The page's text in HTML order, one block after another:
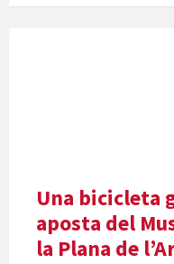
Una bicicleta
aposta del
la Plana de